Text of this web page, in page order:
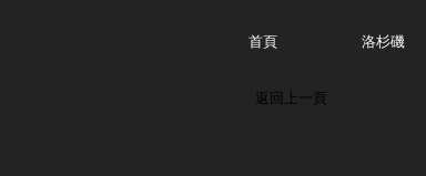
首頁 洛杉磯
返回上一頁